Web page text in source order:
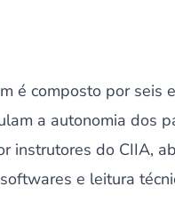
é composto por seis
a autonomia dos
instrutores do CIIA,
e leitura